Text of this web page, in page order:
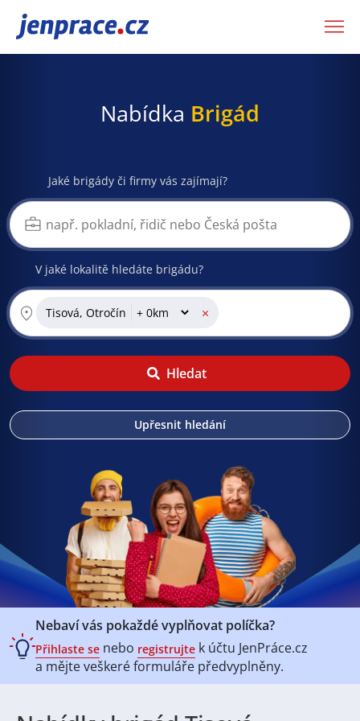
JenPráce.cz
Nabídka Brigád
Jaké brigády či firmy vás zajímají?
V jaké lokalitě hledáte brigádu?
Tisová, Otročín ×
Hledat
Upřesnit hledání
Nebaví vás pokaždé vyplňovat políčka?
Přihlaste se nebo registrujte k účtu JenPráce.cz
a mějte veškeréformuláře předvyplněny.